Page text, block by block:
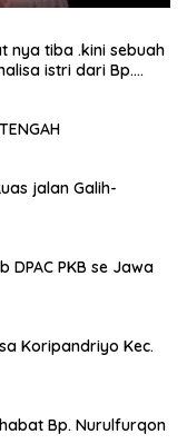
nya tiba .kini sebuah
istri dari Bp.
jalan Galih-
DPAC PKB se Jawa
Koripandriyo Kec.
Bp. Nurulfurqon